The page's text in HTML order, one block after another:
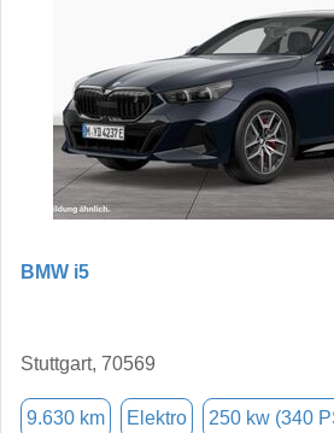
BMW i5
Stuttgart, 70569
9.630 km Elektro 250 kw (340